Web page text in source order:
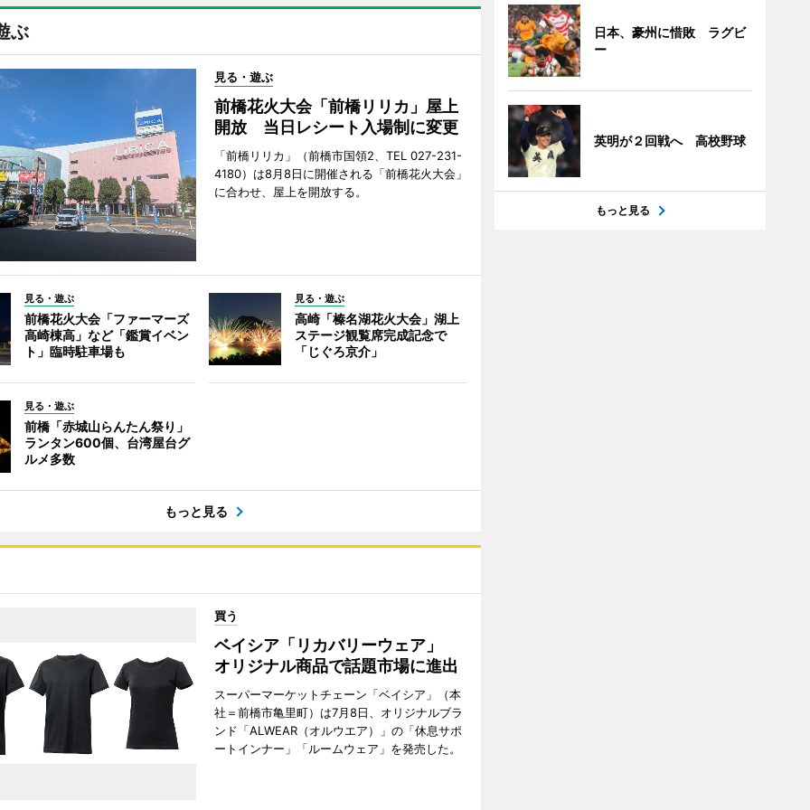
ぶ
見る・遊ぶ
前橋花火大会「前橋リリカ」屋上
開放 当日レシート入場制に変更
「前橋リリカ」（前橋市国領2、TEL 027-231-
4180）は8月8日に開催される「前橋花火大会」
に合わせ、屋上を開放する。
見る・遊ぶ
前橋花火大会「ファーマーズ
高崎棟高」など「鑑賞イベン
ト」臨時駐車場も
見る・遊ぶ
高崎「榛名湖花火大会」湖上
ステージ観覧席完成記念で
「じぐろ京介」
見る・遊ぶ
前橋「赤城山らんたん祭り」
ランタン600個、台湾屋台グ
ルメ多数
もっと見る
買う
ベイシア「リカバリーウェア」
オリジナル商品で話題市場に進出
スーパーマーケットチェーン「ベイシア」（本
社＝前橋市亀里町）は7月8日、オリジナルブラ
ンド「ALWEAR（オルウエア）」の「休息サポ
ートインナー」「ルームウェア」を発売した。
日本、豪州に惜敗 ラグビ
ー
英明が２回戦へ 高校野球
もっと見る